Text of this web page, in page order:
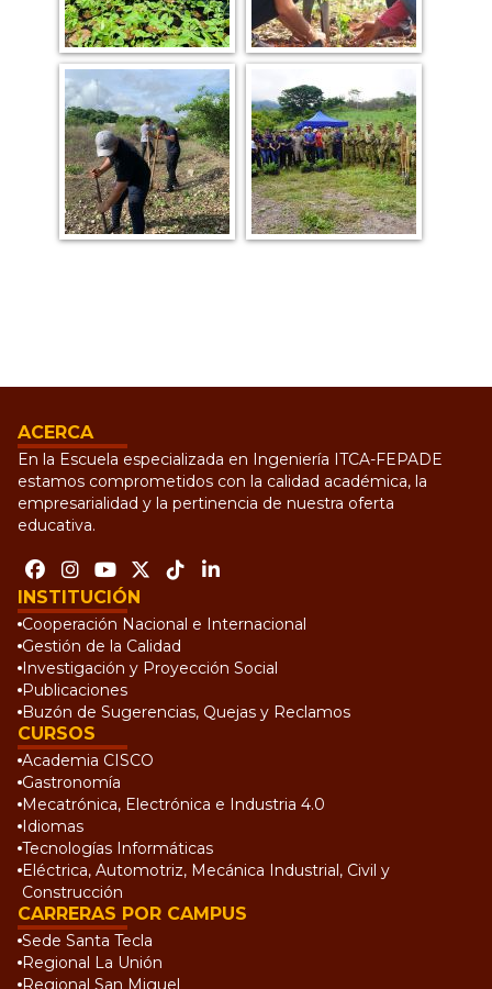
ACERCA
En la Escuela especializada en Ingeniería ITCA-FEPADE
estamos comprometidos con la calidad académica, la
empresarialidad y la pertinencia de nuestra oferta
educativa.
INSTITUCIÓN
Cooperación Nacional e Internacional
Gestión de la Calidad
Investigación y Proyección Social
Publicaciones
Buzón de Sugerencias, Quejas y Reclamos
CURSOS
Academia CISCO
Gastronomía
Mecatrónica, Electrónica e Industria 4.0
Idiomas
Tecnologías Informáticas
Eléctrica, Automotriz, Mecánica Industrial, Civil y
Construcción
CARRERAS POR CAMPUS
Sede Santa Tecla
Regional La Unión
Regional San Miguel